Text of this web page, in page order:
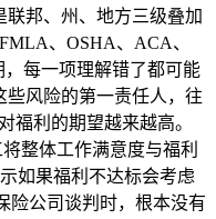
邦、州、地方三级叠加
、OSHA、ACA、
每一项理解错了都可能
风险的第一责任人，往
福利的期望越来越高。
整体工作满意度与福利
如果福利不达标会考虑
险公司谈判时，根本没有